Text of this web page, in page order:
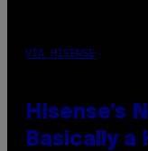
VIA HISENSE
Hisense’s
Basically a